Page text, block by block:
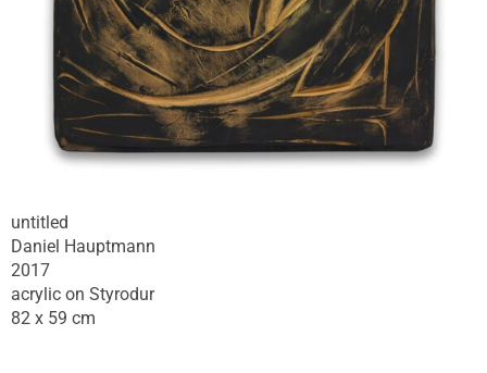
untitled
Daniel Hauptmann
2017
acrylic on Styrodur
82 x 59 cm